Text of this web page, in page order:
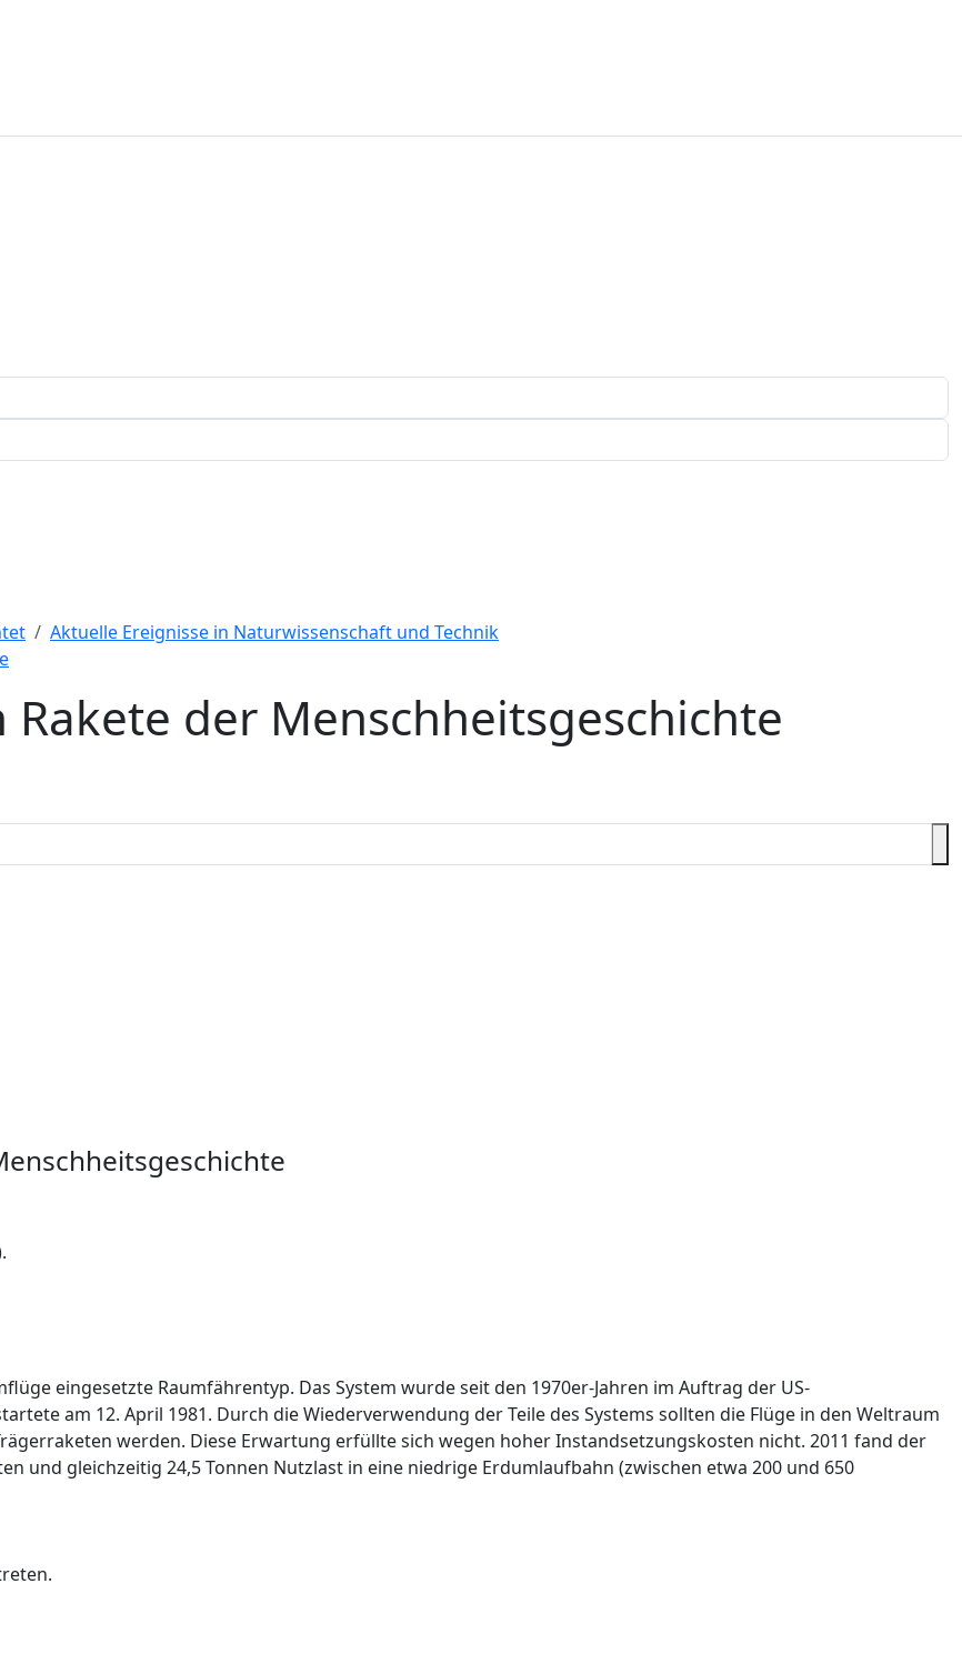
Aktuelle Ereignisse in Naturwissenschaft und Technik
der Menschheitsgeschichte
eingesetzte Raumfährentyp. Das System wurde seit den 1970er-Jahren im Auftrag der US-
am 12. April 1981. Durch die Wiederverwendung der Teile des Systems sollten die Flüge in den Weltraum
werden. Diese Erwartung erfüllte sich wegen hoher Instandsetzungskosten nicht. 2011 fand der
und gleichzeitig 24,5 Tonnen Nutzlast in eine niedrige Erdumlaufbahn (zwischen etwa 200 und 650